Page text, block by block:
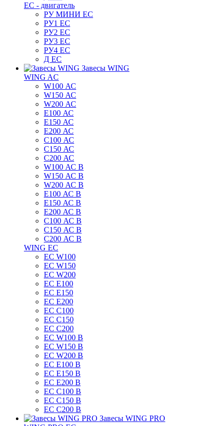
ЕС - двигатель
РУ МИНИ EC
РУ1 EC
РУ2 EC
РУ3 EC
РУ4 EC
Д ЕС
Завесы WING
WING AC
W100 АС
W150 АС
W200 АС
E100 АС
E150 АС
E200 АС
C100 АС
C150 АС
C200 АС
W100 АС B
W150 АС B
W200 АС B
E100 АС B
E150 АС B
E200 АС B
C100 АС B
C150 АС B
C200 АС B
WING EC
ЕС W100
ЕС W150
ЕС W200
ЕС E100
ЕС E150
ЕС E200
ЕС C100
EC C150
ЕС C200
ЕС W100 B
ЕС W150 B
ЕС W200 B
ЕС E100 B
ЕС E150 B
ЕС E200 B
ЕС C100 B
EC C150 B
ЕС C200 B
Завесы WING PRO